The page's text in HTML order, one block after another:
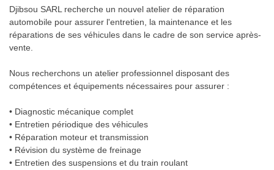
Djibsou SARL recherche un nouvel atelier de réparation
automobile pour assurer l'entretien, la maintenance et les
réparations de ses véhicules dans le cadre de son service après-
vente.
Nous recherchons un atelier professionnel disposant des
compétences et équipements nécessaires pour assurer :
• Diagnostic mécanique complet
• Entretien périodique des véhicules
• Réparation moteur et transmission
• Révision du système de freinage
• Entretien des suspensions et du train roulant